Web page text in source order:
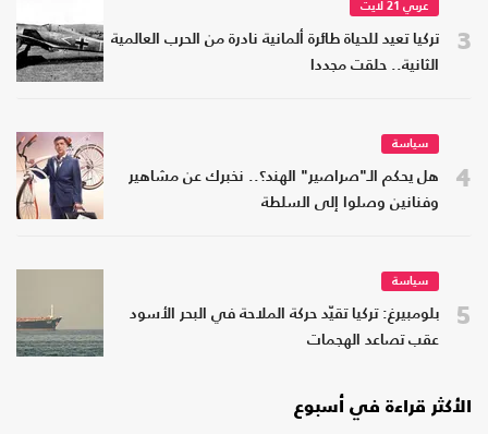
3
عربي 21 لايت
تركيا تعيد للحياة طائرة ألمانية نادرة من الحرب العالمية
الثانية.. حلقت مجددا
4
سياسة
هل يحكم الـ"صراصير" الهند؟.. نخبرك عن مشاهير
وفنانين وصلوا إلى السلطة
5
سياسة
بلومبيرغ: تركيا تقيّد حركة الملاحة في البحر الأسود
عقب تصاعد الهجمات
الأكثر قراءة في أسبوع